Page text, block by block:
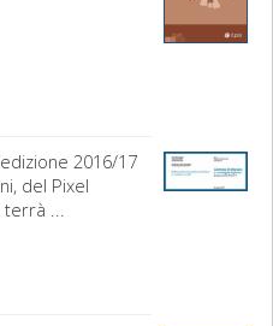
2016/17
del Pixel
terrà ...